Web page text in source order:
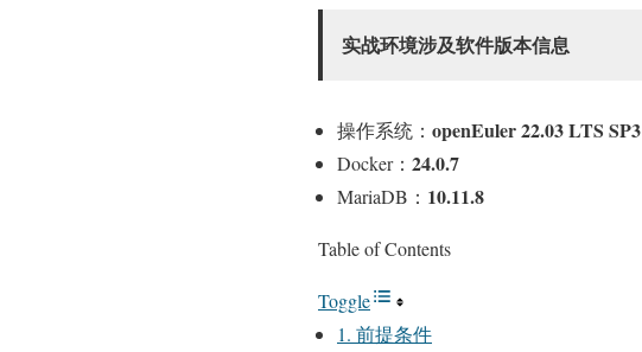
实战环境涉及软件版本信息
操作系统： openEuler 22.03 LTS SP3
Docker： 24.0.7
MariaDB： 10.11.8
Table of Contents
Toggle
1. 前提条件